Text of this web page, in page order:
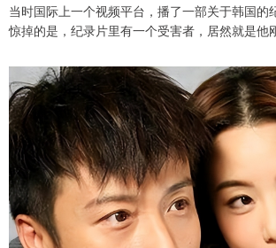
当时国际上一个视频平台，播了一部关于韩国的
惊掉的是，纪录片里有一个受害者，居然就是他